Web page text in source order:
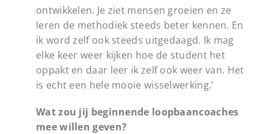
ontwikkelen. Je ziet mensen groeien en ze
leren de methodiek steeds beter kennen. En
ik word zelf ook steeds uitgedaagd. Ik mag
elke keer weer kijken hoe de student het
oppakt en daar leer ik zelf ook weer van. Het
is echt een hele mooie wisselwerking.’
Wat zou jij beginnende loopbaancoaches
mee willen geven?